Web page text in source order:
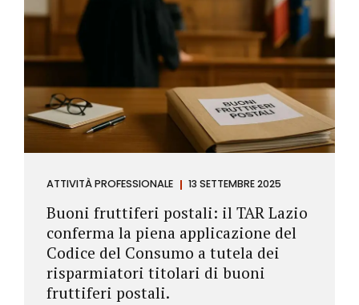
ATTIVITÀ PROFESSIONALE 13 SETTEMBRE 2025
Buoni fruttiferi postali: il TAR Lazio
conferma la piena applicazione del
Codice del Consumo a tutela dei
risparmiatori titolari di buoni
fruttiferi postali.